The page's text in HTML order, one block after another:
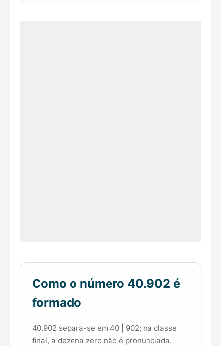
Como o número 40.902 é
formado
40.902 separa-se em 40 | 902; na classe
final, a dezena zero não é pronunciada.